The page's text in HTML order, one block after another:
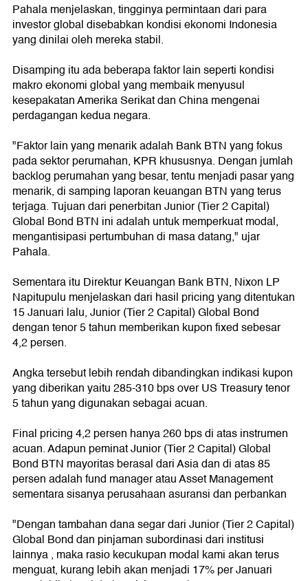
Pahala menjelaskan, tingginya permintaan dari para
investor global disebabkan kondisi ekonomi Indonesia
yang dinilai oleh mereka stabil.
Disamping itu ada beberapa faktor lain seperti kondisi
makro ekonomi global yang membaik menyusul
kesepakatan Amerika Serikat dan China mengenai
perdagangan kedua negara.
"Faktor lain yang menarik adalah Bank BTN yang fokus
pada sektor perumahan, KPR khususnya. Dengan jumlah
backlog perumahan yang besar, tentu menjadi pasar yang
menarik, di samping laporan keuangan BTN yang terus
terjaga. Tujuan dari penerbitan Junior (Tier 2 Capital)
Global Bond BTN ini adalah untuk memperkuat modal,
mengantisipasi pertumbuhan di masa datang," ujar
Pahala.
Sementara itu Direktur Keuangan Bank BTN, Nixon LP
Napitupulu menjelaskan dari hasil pricing yang ditentukan
15 Januari lalu, Junior (Tier 2 Capital) Global Bond
dengan tenor 5 tahun memberikan kupon fixed sebesar
4,2 persen.
Angka tersebut lebih rendah dibandingkan indikasi kupon
yang diberikan yaitu 285-310 bps over US Treasury tenor
5 tahun yang digunakan sebagai acuan.
Final pricing 4,2 persen hanya 260 bps di atas instrumen
acuan. Adapun peminat Junior (Tier 2 Capital) Global
Bond BTN mayoritas berasal dari Asia dan di atas 85
persen adalah fund manager atau Asset Management
sementara sisanya perusahaan asuransi dan perbankan
"Dengan tambahan dana segar dari Junior (Tier 2 Capital)
Global Bond dan pinjaman subordinasi dari institusi
lainnya , maka rasio kecukupan modal kami akan terus
menguat, kurang lebih akan menjadi 17% per Januari